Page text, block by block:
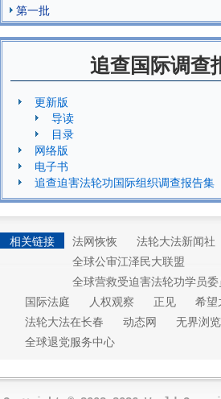
第一批
追查国际调查
更新版
导读
目录
网络版
电子书
追查迫害法轮功国际组织调查报告集
相关链接 法网恢恢 法轮大法新闻社
全球公审江泽民大联盟
全球营救受迫害法轮功学员委
国际法庭
人权观察 正见 希望
法轮大法在长春
动态网 无界浏览
全球退党服务中心